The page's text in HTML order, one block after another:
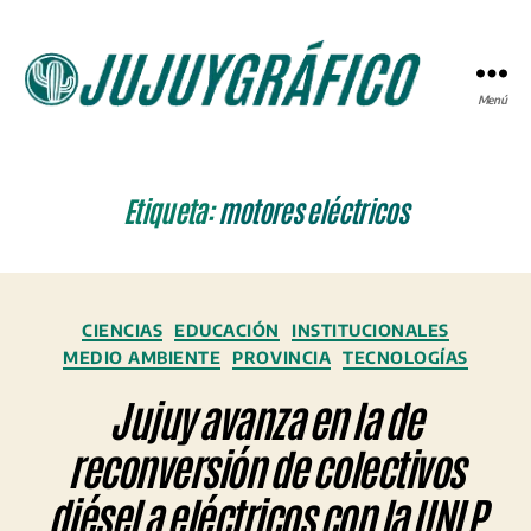
Menú
Etiqueta:motores eléctricos
Categorías
CIENCIAS EDUCACIÓN
INSTITUCIONALES
MEDIO AMBIENTE
PROVINCIA TECNOLOGÍAS
Jujuy avanza en la de
reconversión de colectivos
diésel a eléctricos con la UNLP